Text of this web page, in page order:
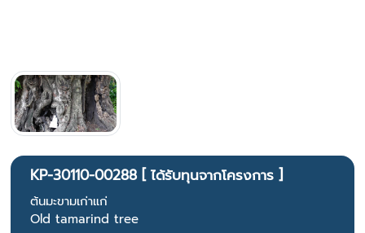
KP-30110-00288 [ ได้รับทุนจากโครงการ ]
ต้นมะขามเก่าแก่
Old tamarind tree